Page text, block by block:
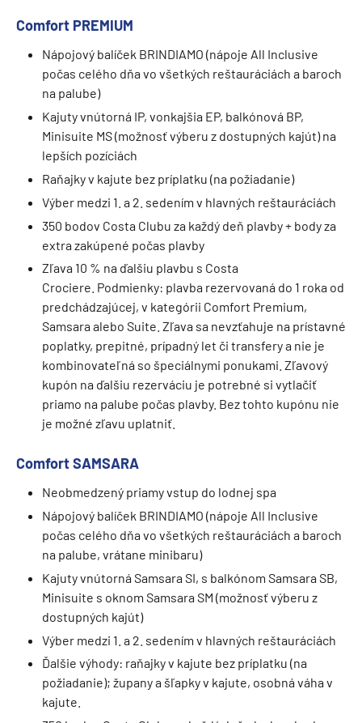
Comfort PREMIUM
Nápojový balíček BRINDIAMO (nápoje All Inclusive
počas celého dňa vo všetkých reštauráciách a baroch
na palube)
Kajuty vnútorná IP, vonkajšia EP, balkónová BP,
Minisuite MS (možnosť výberu z dostupných kajút) na
lepších pozíciách
Raňajky v kajute bez príplatku (na požiadanie)
Výber medzi 1. a 2. sedením v hlavných reštauráciách
350 bodov Costa Clubu za každý deň plavby + body za
extra zakúpené počas plavby
Zľava 10 % na ďalšiu plavbu s Costa
Crociere. Podmienky: plavba rezervovaná do 1 roka od
predchádzajúcej, v kategórii Comfort Premium,
Samsara alebo Suite. Zľava sa nevzťahuje na prístavné
poplatky, prepitné, prípadný let či transfery a nie je
kombinovateľná so špeciálnymi ponukami. Zľavový
kupón na ďalšiu rezerváciu je potrebné si vytlačiť
priamo na palube počas plavby. Bez tohto kupónu nie
je možné zľavu uplatniť.
Comfort SAMSARA
Neobmedzený priamy vstup do lodnej spa
Nápojový balíček BRINDIAMO (nápoje All Inclusive
počas celého dňa vo všetkých reštauráciách a baroch
na palube, vrátane minibaru)
Kajuty vnútorná Samsara SI, s balkónom Samsara SB,
Minisuite s oknom Samsara SM (možnosť výberu z
dostupných kajút)
Výber medzi 1. a 2. sedením v hlavných reštauráciách
Ďalšie výhody: raňajky v kajute bez príplatku (na
požiadanie); župany a šľapky v kajute, osobná váha v
kajute.